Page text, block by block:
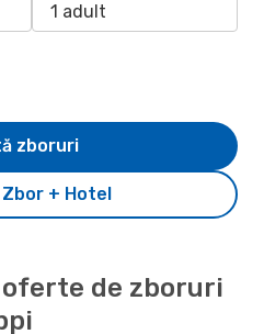
1 adult
+ Hotel
zboruri
de zboruri